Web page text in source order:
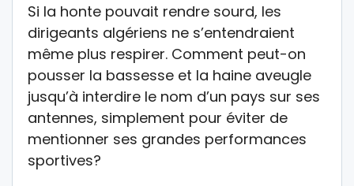
Si la honte pouvait rendre sourd, les
dirigeants algériens ne s’entendraient
même plus respirer. Comment peut-on
pousser la bassesse et la haine aveugle
jusqu’à interdire le nom d’un pays sur ses
antennes, simplement pour éviter de
mentionner ses grandes performances
sportives?